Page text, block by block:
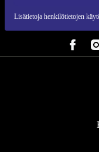
Lisätietoja henkilötietojen